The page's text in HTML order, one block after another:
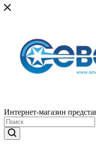
Интернет-магазин